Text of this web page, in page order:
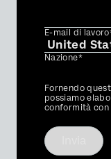
E-mail di
Nazione*
Privacy
Optin
Fornendo
possiamo
conformità con